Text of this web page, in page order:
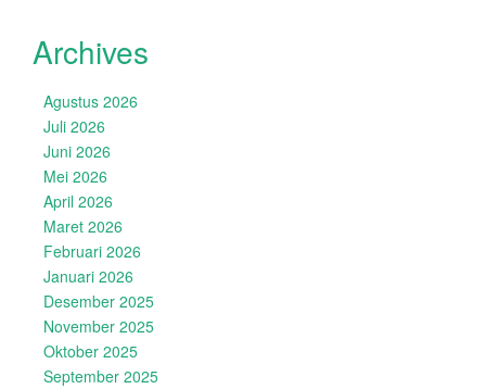
Archives
Agustus 2026
Juli 2026
Juni 2026
Mei 2026
April 2026
Maret 2026
Februari 2026
Januari 2026
Desember 2025
November 2025
Oktober 2025
September 2025